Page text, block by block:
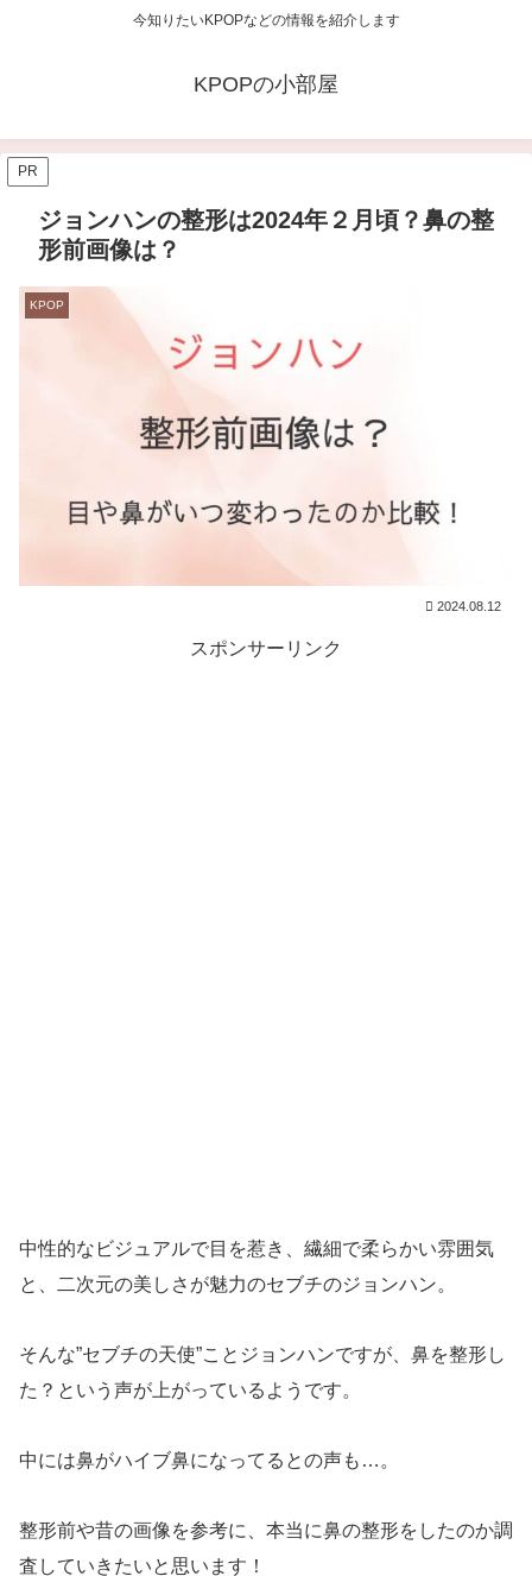
今知りたいKPOPなどの情報を紹介します
KPOPの小部屋
PR
ジョンハンの整形は2024年２月頃？鼻の整
形前画像は？
KPOP
2024.08.12
スポンサーリンク
中性的なビジュアルで目を惹き、繊細で柔らかい雰囲気
と、二次元の美しさが魅力のセブチのジョンハン。
そんな”セブチの天使”ことジョンハンですが、鼻を整形し
た？という声が上がっているようです。
中には鼻がハイブ鼻になってるとの声も…。
整形前や昔の画像を参考に、本当に鼻の整形をしたのか調
査していきたいと思います！